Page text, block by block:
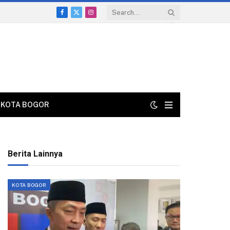
Facebook
X
Instagram
KOTA BOGOR
Berita Lainnya
KOTA BOGOR